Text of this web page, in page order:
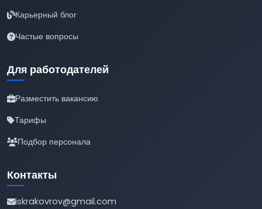
Карьерный блог
Частые вопросы
Для работодателей
Разместить вакансию
Тарифы
Подбор персонала
Контакты
iskrakovrov@gmail.com